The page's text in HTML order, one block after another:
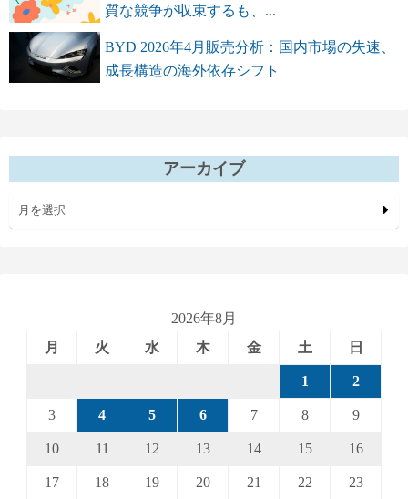
質な競争が収束するも、...
BYD 2026年4月販売分析：国内市場の失速、
成長構造の海外依存シフト
アーカイブ
月を選択
2026年8月
月
火 水 木 金 土 日
1 2
3 4 5 6 7 8 9
10 11 12 13 14 15 16
17 18 19 20 21 22 23